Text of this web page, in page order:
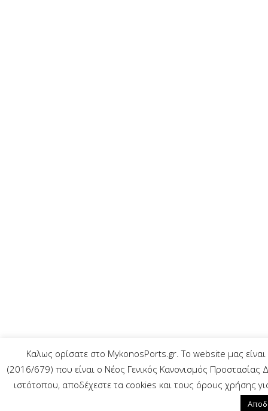
Καλως ορίσατε στο MykonosPorts.gr. Το website μας
(2016/679) που είναι ο Νέος Γενικός Κανονισμός
ιστότοπου, αποδέχεστε τα cookies και τους όρους χρήσης